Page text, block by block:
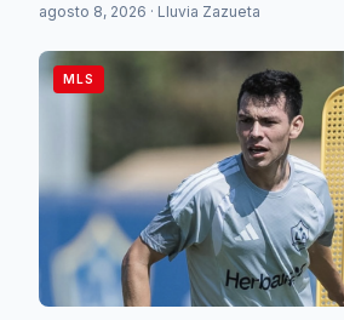
agosto 8, 2026 · Lluvia Zazueta
MLS